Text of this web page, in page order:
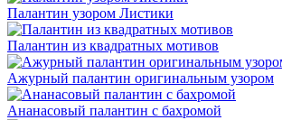
Палантин узором Листики
Палантин из квадратных мотивов
Ажурный палантин оригинальным узором
Ананасовый палантин с бахромой